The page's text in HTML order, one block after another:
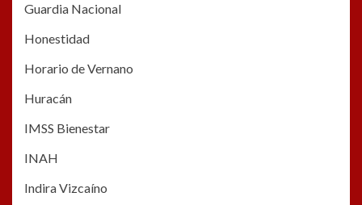
Guardia Nacional
Honestidad
Horario de Vernano
Huracán
IMSS Bienestar
INAH
Indira Vizcaíno